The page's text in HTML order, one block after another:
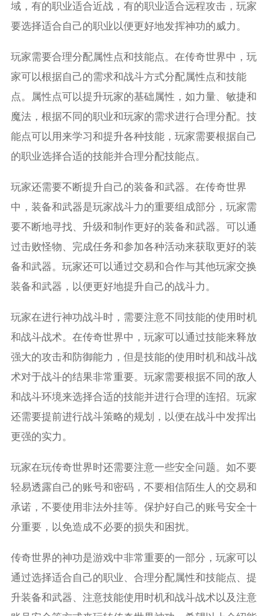
域，有的职业适合近战，有的职业适合远程攻击，玩家
要选择适合自己的职业以便更好地发挥神功的威力。
玩家需要合理分配属性点和技能点。在传奇世界中，玩
家可以根据自己的需求和战斗方式分配属性点和技能
点。属性点可以提升玩家的基础属性，如力量、敏捷和
魔法，根据不同的职业和玩家的需求进行合理分配。技
能点可以用来学习和提升各种技能，玩家需要根据自己
的职业选择合适的技能并合理分配技能点。
玩家还需要不断提升自己的装备和武器。在传奇世界
中，装备和武器是玩家战斗力的重要组成部分，玩家需
要不断地寻找、升级和制作更好的装备和武器。可以通
过击败怪物、完成任务和参加各种活动来获取更好的装
备和武器。玩家还可以通过交易和合作与其他玩家交换
装备和武器，以便更好地提升自己的战斗力。
玩家在进行神功战斗时，需要注意不同技能的使用时机
和战斗战术。在传奇世界中，玩家可以通过技能来释放
强大的攻击和防御能力，但是技能的使用时机和战斗战
术对于战斗的结果非常重要。玩家需要根据不同的敌人
和战斗环境来选择合适的技能并进行合理的连招。玩家
还需要提前进行战斗策略的规划，以便在战斗中发挥出
更强的实力。
玩家在玩传奇世界时还需要注意一些安全问题。如不要
轻易透露自己的账号和密码，不要相信陌生人的交易和
承诺，不要使用非法外挂等。保护好自己的账号安全十
分重要，以免造成不必要的损失和困扰。
传奇世界的神功是游戏中非常重要的一部分，玩家可以
通过选择适合自己的职业、合理分配属性和技能点、提
升装备和武器、注意技能使用时机和战斗战术以及注意